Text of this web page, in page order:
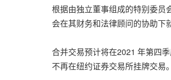
根据由独立董事组成的特别委员
会在其财务和法律顾问的协助下
合并交易预计将在2021 年第四
不再在纽约证券交易所挂牌交易。